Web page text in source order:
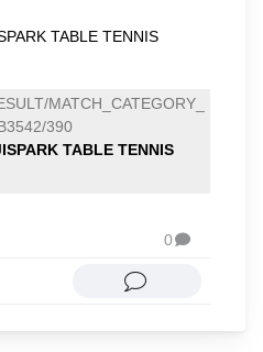
TABLE TENNIS
MATCH_CATEGORY_
390
TABLE TENNIS
0